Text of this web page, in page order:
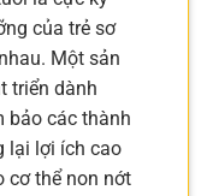
của trẻ sơ
Một sản
triển dành
bảo các thành
lại lợi ích cao
cơ thể non nớt